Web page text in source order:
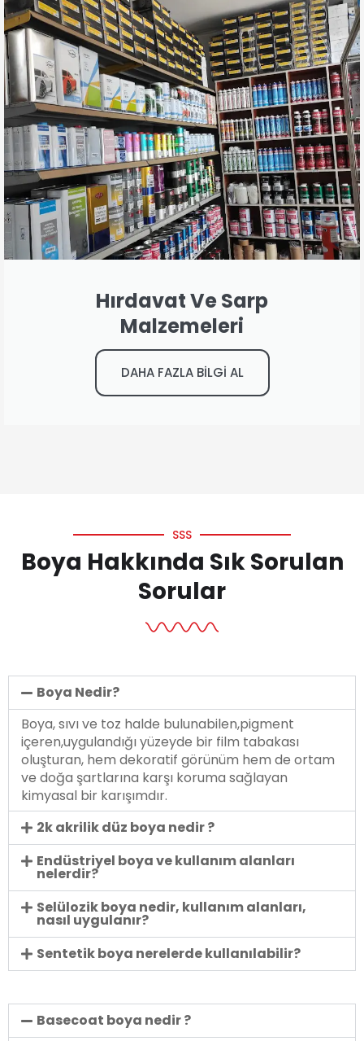
Hırdavat Ve Sarp
Malzemeleri
DAHA FAZLA BİLGİ AL
SSS
Boya Hakkında Sık Sorulan
Sorular
Boya Nedir?
Boya, sıvı ve toz halde bulunabilen,pigment
içeren,uygulandığı yüzeyde bir film tabakası
oluşturan, hem dekoratif görünüm hem de ortam
ve doğa şartlarına karşı koruma sağlayan
kimyasal bir karışımdır.
2k akrilik düz boya nedir ?
Endüstriyel boya ve kullanım alanları
nelerdir?
Selülozik boya nedir, kullanım alanları,
nasıl uygulanır?
Sentetik boya nerelerde kullanılabilir?
Basecoat boya nedir ?